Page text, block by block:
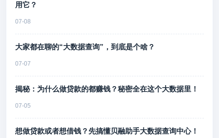
用它？
07-08
大家都在聊的“大数据查询”，到底是个啥？
07-07
揭秘：为什么做贷款的都赚钱？秘密全在这个大数据里！
07-05
想做贷款或者想借钱？先搞懂贝融助手大数据查询中心！